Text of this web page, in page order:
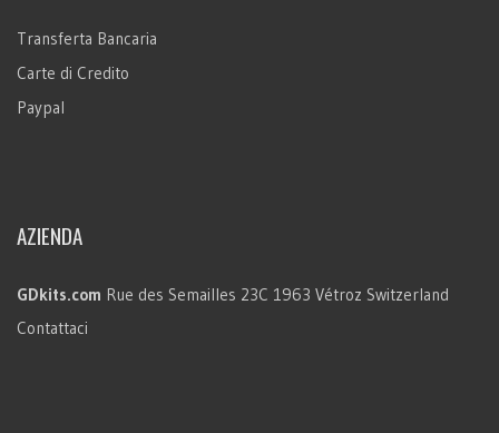
Transferta Bancaria
Carte di Credito
Paypal
AZIENDA
GDkits.com Rue des Semailles 23C 1963 Vétroz Switzerland
Contattaci